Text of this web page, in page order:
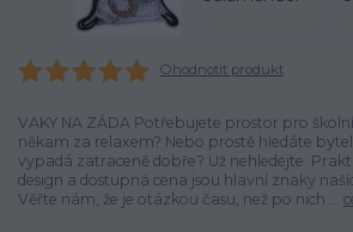
Ohodnotit produkt
VAKY NA ZÁDA Potřebujete prostor pro
někam za relaxem? Nebo prostě hledáte
vypadá zatraceně dobře? Už nehledejte.
design a dostupná cena jsou hlavní znaky
Věřte nám, že je otázkou času, než po nich ...